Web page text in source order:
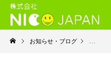
お知らせ・ブログ 就労継